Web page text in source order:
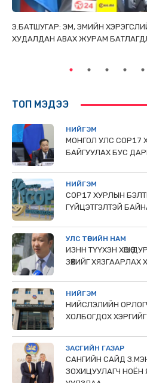
Э.БАТШУГАР: ЭМ, ЭМИЙН
ХУДАЛДАН АВАХ ЖУРАМ
ТОП МЭДЭЭ
НИЙГЭМ
МОНГОЛ УЛС СОР17
БАЙГУУЛАХ БУС
НИЙГЭМ
COP17 ХУРЛЫН
ГҮЙЦЭТГЭЛТЭЙ
УЛС ТӨРИЙН НАМ
ИЗНН ТҮҮХЭН ХӨШӨӨ
ЗӨӨХИЙГ ХЯЗГААРЛАХ
НИЙГЭМ
НИЙСЛЭЛИЙН
ХОЛБОГДОХ
ЗАСГИЙН ГАЗАР
САНГИЙН САЙД
ЗОХИЦУУЛАГЧ НОЁН